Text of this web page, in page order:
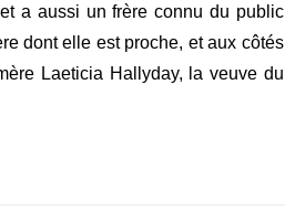
a aussi un frère connu du public
dont elle est proche, et aux côtés
Laeticia Hallyday, la veuve du